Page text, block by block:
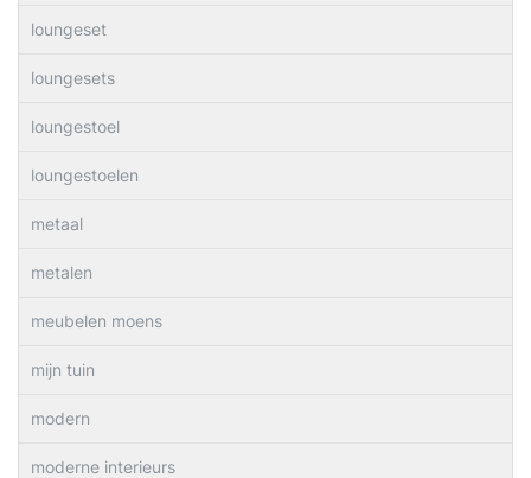
loungeset
loungesets
loungestoel
loungestoelen
metaal
metalen
meubelen moens
mijn tuin
modern
moderne interieurs